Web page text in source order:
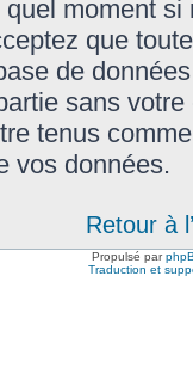
quel moment
que
de
sans
tenus
vos données.
Retour à
Propulsé par
Traduction et